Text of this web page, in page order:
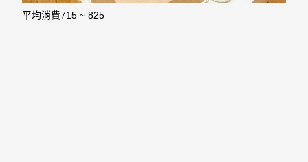
平均消費715 ~ 825